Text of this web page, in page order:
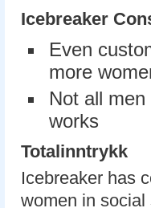
Icebreaker
Even
more
Not all
works
Totalinntrykk
Icebreaker has
women in